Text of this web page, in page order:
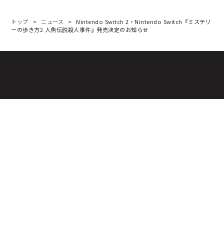
トップ ニュース
Nintendo Switch 2・Nintendo Switch『ミステリ
ーの歩き方2 人魚伝説殺人事件』発売決定のお知らせ